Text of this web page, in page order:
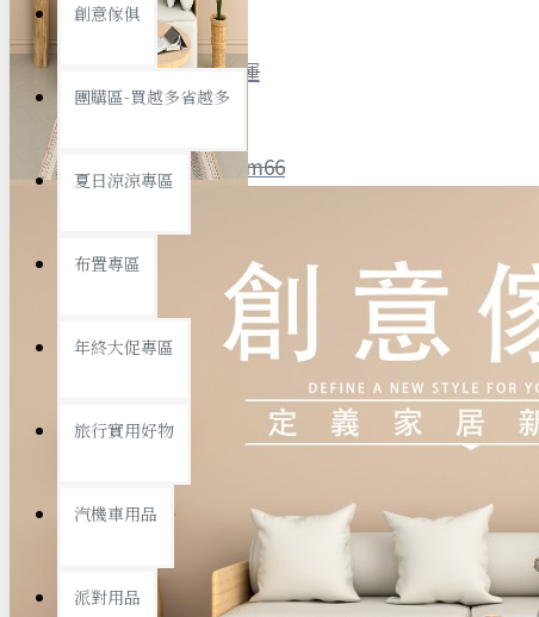
全館限時滿799免運
聯絡我們 ID : @ym66
優惠活動 最新活動
旅行收納
汽機車用品
查看更多
創意傢俱
團購區-買越多省越多
夏日涼涼專區
布置專區
年終大促專區
旅行實用好物
汽機車用品
派對用品